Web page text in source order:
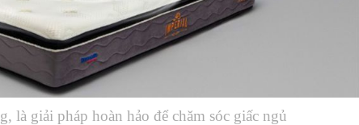
là giải pháp hoàn hảo để chăm sóc giấc ngủ